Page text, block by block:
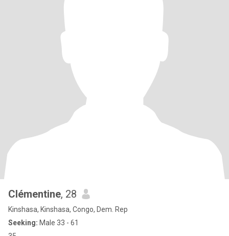
Clémentine, 28
Kinshasa, Kinshasa, Congo, Dem. Rep
Seeking: Male 33 - 61